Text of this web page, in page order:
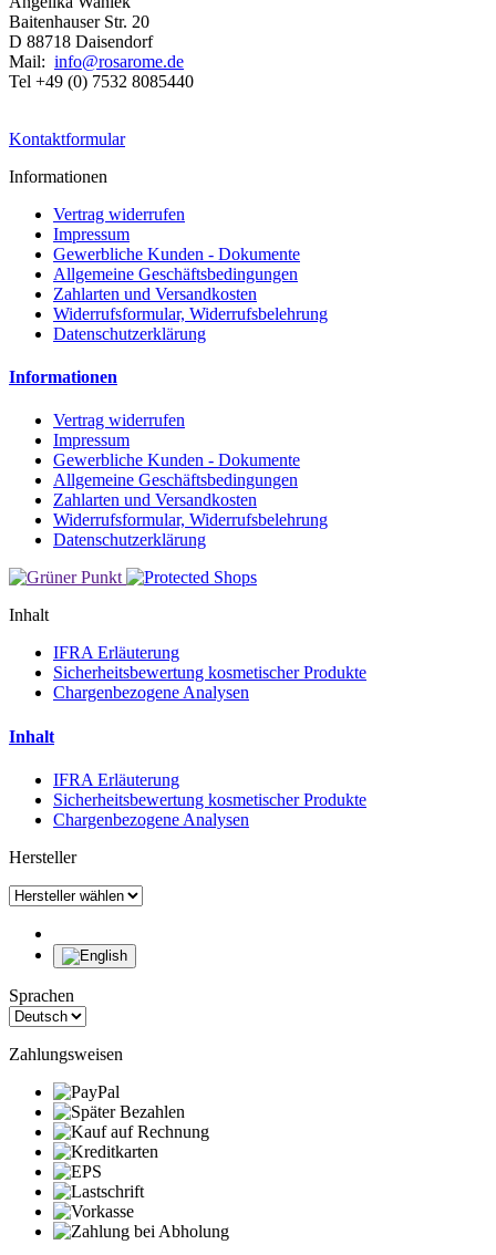
Baitenhauser Str. 20
D 88718 Daisendorf
Mail: info@rosarome.de
Tel +49 (0) 7532 8085440
Kontaktformular
Informationen
Vertrag widerrufen
Impressum
Gewerbliche Kunden - Dokumente
Allgemeine Geschäftsbedingungen
Zahlarten und Versandkosten
Widerrufsformular, Widerrufsbelehrung
Datenschutzerklärung
Informationen
Vertrag widerrufen
Impressum
Gewerbliche Kunden - Dokumente
Allgemeine Geschäftsbedingungen
Zahlarten und Versandkosten
Widerrufsformular, Widerrufsbelehrung
Datenschutzerklärung
Inhalt
IFRA Erläuterung
Sicherheitsbewertung kosmetischer Produkte
Chargenbezogene Analysen
Inhalt
IFRA Erläuterung
Sicherheitsbewertung kosmetischer Produkte
Chargenbezogene Analysen
Hersteller
Sprachen
Zahlungsweisen